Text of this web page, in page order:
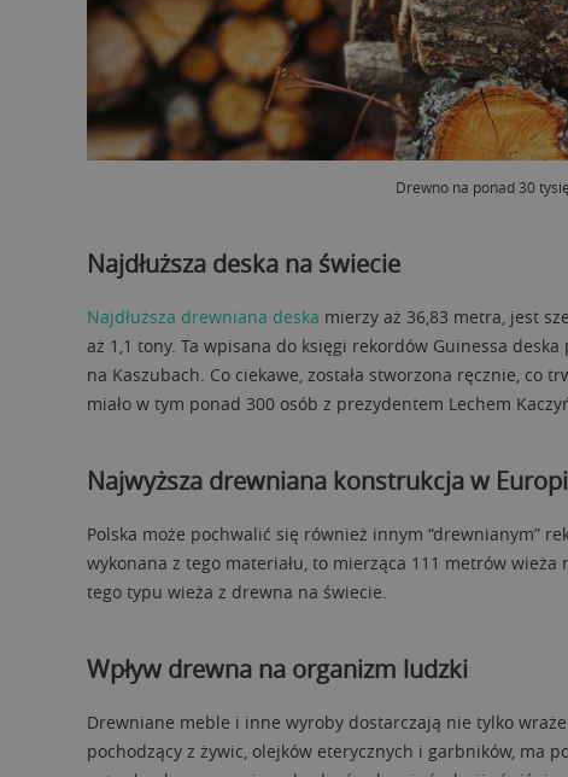
Drewno na ponad 30
Najdłuższa deska na świecie
Najdłuższa drewniana deska mierzy aż 36,83 metra, jest
aż 1,1 tony. Ta wpisana do księgi rekordów Guinessa
na Kaszubach. Co ciekawe, została stworzona ręcznie, co
miało w tym ponad 300 osób z prezydentem Lechem
Najwyższa drewniana konstrukcja w
Polska może pochwalić się również innym “drewnianym”
wykonana z tego materiału, to mierząca 111 metrów wieża
tego typu wieża z drewna na świecie.
Wpływ drewna na organizm ludzki
Drewniane meble i inne wyroby dostarczają nie tylko
pochodzący z żywic, olejków eterycznych i garbników, ma